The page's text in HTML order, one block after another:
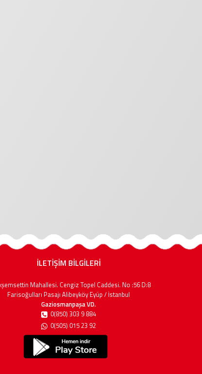
İLETİŞİM BİLGİLERİ
Mahallesi. Cengiz Topel Caddesi. No :56 D:8
Farisoğulları Pasajı Alibeyköy Eyüp / İstanbul
Gaziosmanpaşa VD.
0(850) 303 9 884
0(505) 015 23 92